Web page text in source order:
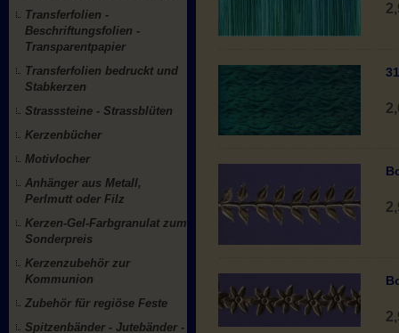
Transferfolien -
Beschriftungsfolien -
Transparentpapier
Transferfolien bedruckt und
Stabkerzen
Strasssteine - Strassblüten
Kerzenbücher
Motivlocher
Anhänger aus Metall,
Perlmutt oder Filz
Kerzen-Gel-Farbgranulat zum
Sonderpreis
Kerzenzubehör zur
Kommunion
Zubehör für regiöse Feste
Spitzenbänder - Jutebänder -